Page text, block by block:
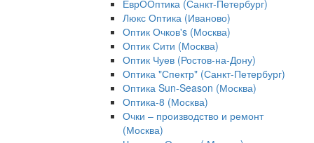
ЕврООптика (Санкт-Петербург)
Люкс Оптика (Иваново)
Оптик Очков's (Москва)
Оптик Сити (Москва)
Оптик Чуев (Ростов-на-Дону)
Оптика "Спектр" (Санкт-Петербург)
Оптика Sun-Season (Москва)
Оптика-8 (Москва)
Очки – производство и ремонт
(Москва)